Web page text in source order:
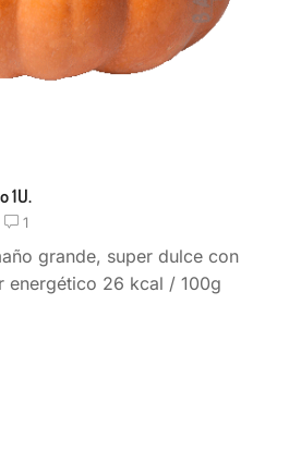
1U.
1
grande, super dulce con
energético 26 kcal / 100g